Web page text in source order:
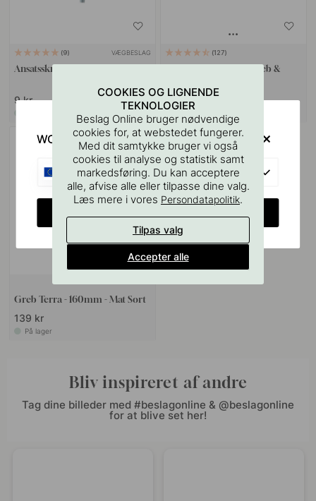
9 VÆGBESLAG
Ansatsskrue M4x50mm 1stk
9 kr
127
Boreskabelonen til Greb &
55 kr
På lager
Greb Terra - 160mm - Mat Sort
139 kr
På lager
Bliv inspireret af andre
Tag dine billeder med #beslagonline & @beslagonline
for at blive set her!
COOKIES OG LIGNENDE
TEKNOLOGIER
Beslag Online bruger nødvendige
cookies for, at webstedet fungerer.
Med dit samtykke bruger vi også
cookies til analyse og statistik samt
markedsføring. Du kan acceptere
alle, afvise alle eller tilpasse dine valg.
Læs mere i vores Persondatapolitik.
Tilpas valg
Accepter alle
WOULD YOU RATHER VISIT?
EU